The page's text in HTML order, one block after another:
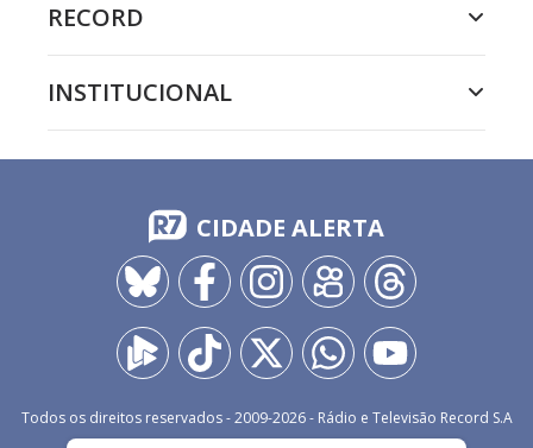
RECORD
INSTITUCIONAL
CIDADE ALERTA
Todos os direitos reservados - 2009-2026- Rádio e Televisão Record S.A